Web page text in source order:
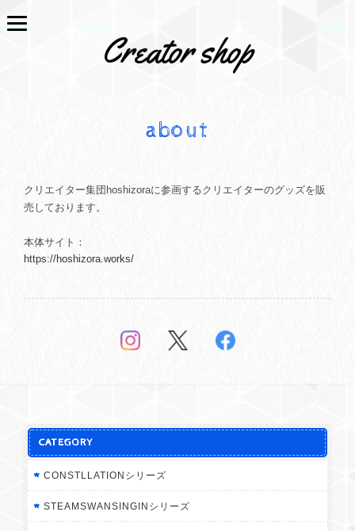
Creator shop
about
クリエイター集団hoshizoraに参画するクリエイターのグッズを販
売しております。
本体サイト：
https://hoshizora.works/
CATEGORY
CONSTLLATIONシリーズ
STEAMSWANSINGINシリーズ